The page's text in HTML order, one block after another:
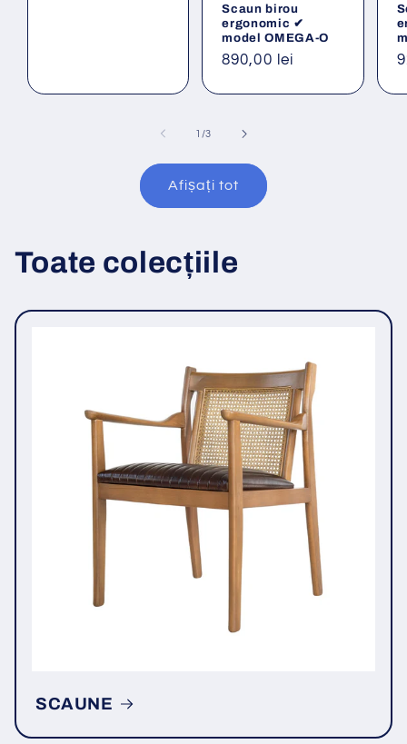
Scaun birou
ergonomic ✔
model OMEGA-O
Preț
890,00 lei
1 /din
3
Afișați tot
Toate colecțiile
SCAUNE